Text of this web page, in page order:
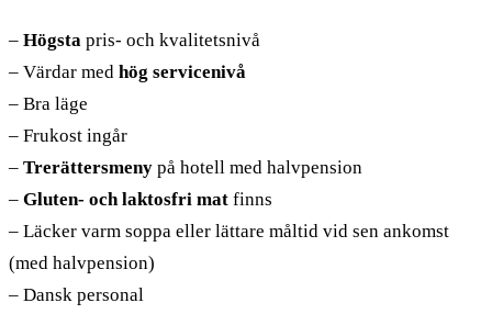
– Högsta pris- och kvalitetsnivå
– Värdar med hög servicenivå
– Bra läge
– Frukost ingår
– Trerättersmeny på hotell med halvpension
– Gluten- och laktosfri mat finns
– Läcker varm soppa eller lättare måltid vid sen ankomst
(med halvpension)
– Dansk personal